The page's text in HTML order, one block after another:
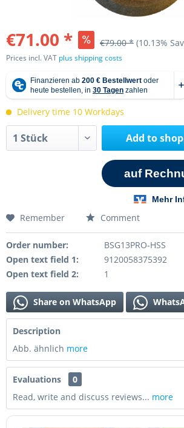
€71.00 * €79.00 * (10.13%
Prices incl. VAT plus shipping costs
Delivery time 10 Workdays
Add to
Remember Comment
Order number:
BSG13PRO-HSS
Open text field 1:
9120058375392
Open text field 2:
1
Share on WhatsApp
Description
Abb. ähnlich more
Evaluations
0
Read, write and discuss reviews... more